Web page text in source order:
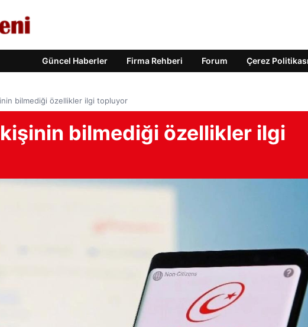
Güncel Haberler Firma Rehberi Forum Çerez Politikası
bilmediği özellikler ilgi topluyor
bilmediği özellikler ilgi